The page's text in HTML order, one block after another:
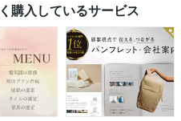
購入しているサービス